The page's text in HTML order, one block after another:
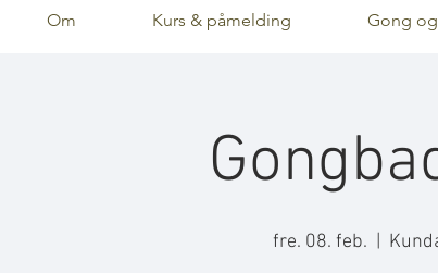
Om Kurs & påmelding Gong
fre. 08. feb.